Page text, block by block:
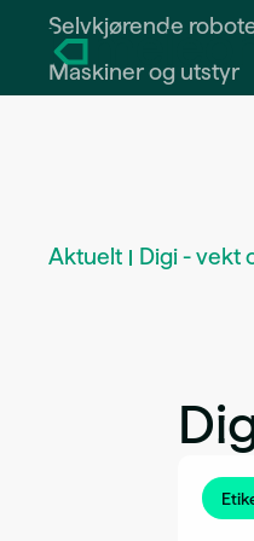
Selvkjørende
Maskiner og utstyr
Aktuelt Digi - vekt